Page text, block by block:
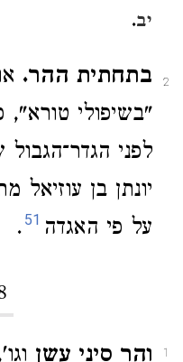
יב.
2 בתחתית ההר.
"בשיפולי טורא",
לפני
יונתן בן עוזיאל
על פי האגדה 51
.
1